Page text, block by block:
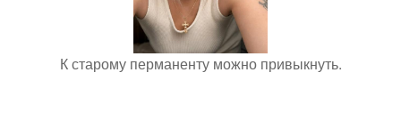
К старому перманенту можно привыкнуть.